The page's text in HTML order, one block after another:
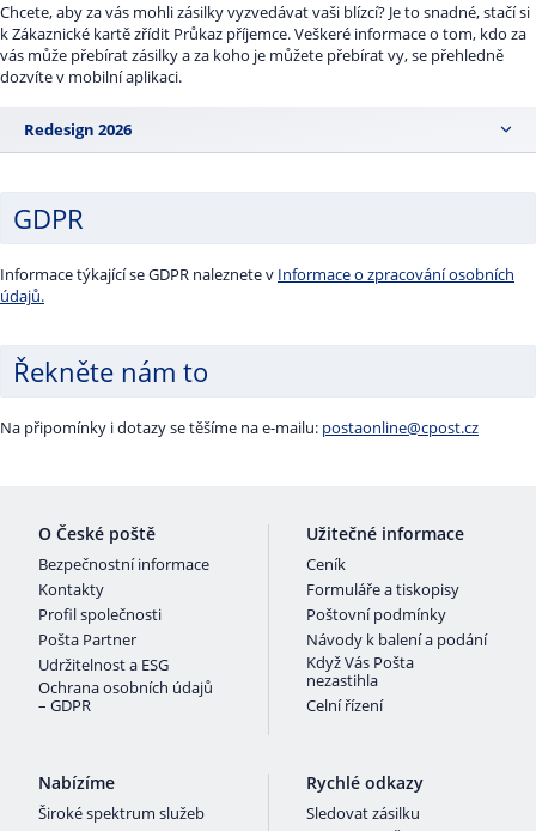
Chcete, aby za vás mohli zásilky vyzvedávat vaši blízcí? Je to snadné, stačí si
k Zákaznické kartě zřídit Průkaz příjemce. Veškeré informace o tom, kdo za
vás může přebírat zásilky a za koho je můžete přebírat vy, se přehledně
dozvíte v mobilní aplikaci.
Redesign 2026
GDPR
Informace týkající se GDPR naleznete v Informace o zpracování osobních
údajů.
Řekněte nám to
Na připomínky i dotazy se těšíme na e-mailu: postaonline@cpost.cz
O České poště
Bezpečnostní informace
Kontakty
Profil společnosti
Pošta Partner
Udržitelnost a ESG
Ochrana osobních údajů
– GDPR
Užitečné informace
Ceník
Formuláře a tiskopisy
Poštovní podmínky
Návody k balení a podání
Když Vás Pošta
nezastihla
Celní řízení
Nabízíme
Široké spektrum služeb
Rychlé odkazy
Sledovat zásilku